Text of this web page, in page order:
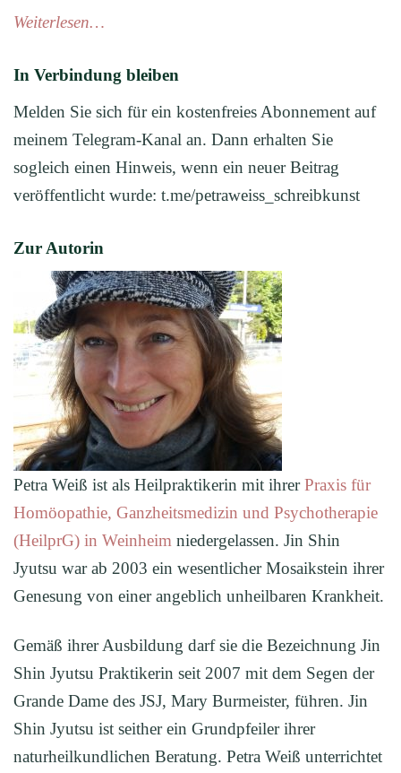
Weiterlesen…
In Verbindung bleiben
Melden Sie sich für ein kostenfreies Abonnement auf
meinem Telegram-Kanal an. Dann erhalten Sie
sogleich einen Hinweis, wenn ein neuer Beitrag
veröffentlicht wurde: t.me/petraweiss_schreibkunst
Zur Autorin
Petra Weiß ist als Heilpraktikerin mit ihrerPraxis für
Homöopathie, Ganzheitsmedizin und Psychotherapie
(HeilprG) in Weinheim niedergelassen. Jin Shin
Jyutsu war ab 2003 ein wesentlicher Mosaikstein ihrer
Genesung von einer angeblich unheilbaren Krankheit.
Gemäß ihrer Ausbildung darf sie die Bezeichnung Jin
Shin Jyutsu Praktikerin seit 2007 mit dem Segen der
Grande Dame des JSJ, Mary Burmeister, führen. Jin
Shin Jyutsu ist seither ein Grundpfeiler ihrer
naturheilkundlichen Beratung. Petra Weiß unterrichtet